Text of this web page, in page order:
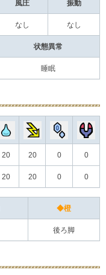
風圧 振動
なし なし
状態異常
睡眠
20 20 0 0
20 20 0 0
◆橙
後ろ脚